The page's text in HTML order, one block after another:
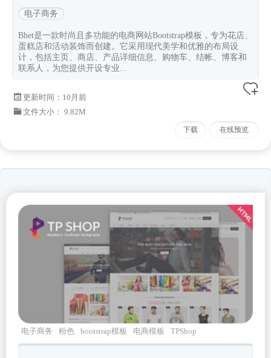
电子商务
Bhet是一款时尚且多功能的电商网站Bootstrap模板，专为花店、
蛋糕店和活动装饰而创建。它采用现代美学和优雅的布局设
计，包括主页、商店、产品详细信息、购物车、结帐、博客和
联系人，为您提供开设专业...
更新时间： 10月前
文件大小： 9.82M
下载 在线预览
电子商务 粉色 bootstrap模板 电商模板 TPShop